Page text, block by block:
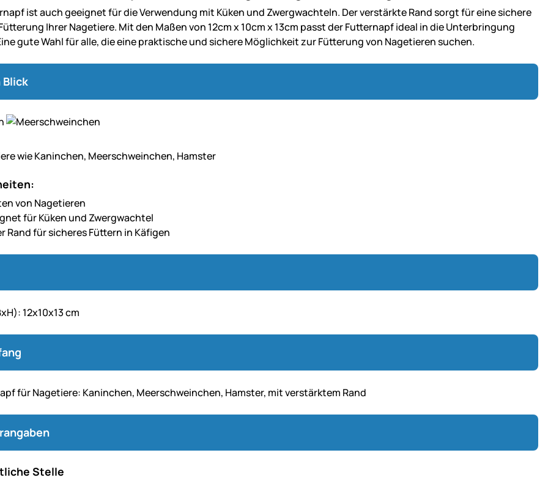
ist auch geeignet für die Verwendung mit Küken und Zwergwachteln. Der verstärkte Rand sorgt für eine sichere
Ihrer Nagetiere. Mit den Maßen von 12cm x 10cm x 13cm passt der Futternapf ideal in die Unterbringung
gute Wahl für alle, die eine praktische und sichere Möglichkeit zur Fütterung von Nagetieren suchen.
Blick
wie Kaninchen, Meerschweinchen, Hamster
von Nagetieren
für Küken und Zwergwachtel
Rand für sicheres Füttern in Käfigen
12x10x13 cm
für Nagetiere: Kaninchen, Meerschweinchen, Hamster, mit verstärktem Rand
Stelle